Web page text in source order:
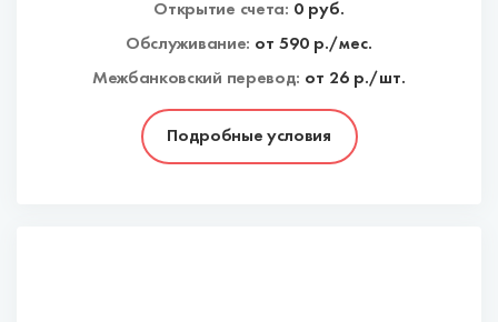
Подробные условия
Открытие счета: 0руб.
Обслуживание: от 590р./мес.
Межбанковский перевод: от 26 р./шт.